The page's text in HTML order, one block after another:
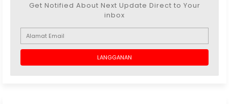
Get Notified About Next Update Direct to Your
inbox